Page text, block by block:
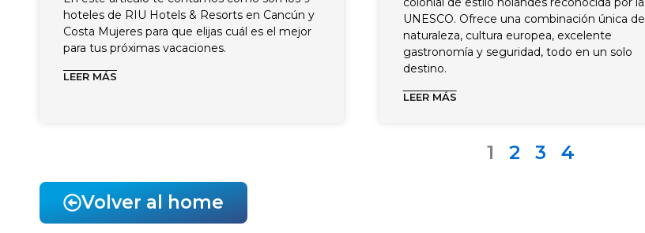
hoteles de RIU Hotels & Resorts en Cancún y
Costa Mujeres para que elijas cuál es el mejor
para tus próximas vacaciones.
LEER MÁS
UNESCO. Ofrece una combinación única de
naturaleza, cultura europea, excelente
gastronomía y seguridad, todo en un solo
destino.
LEER MÁS
1 2 3 4
Volver al home